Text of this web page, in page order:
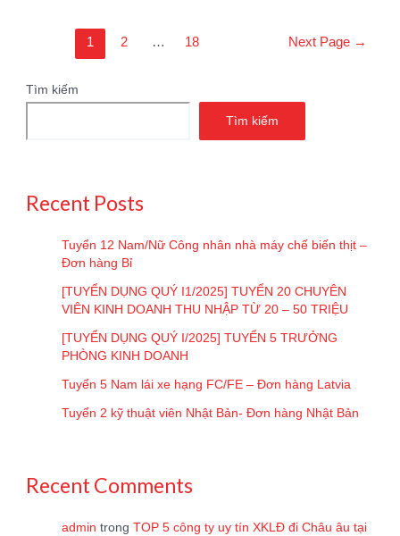
Âu
viết
1 2 … 18 Next Page →
Tìm kiếm
Tìm kiếm
Recent Posts
Tuyển 12 Nam/Nữ Công nhân nhà máy chế biến thịt –
Đơn hàng Bỉ
[TUYỂN DỤNG QUÝ I1/2025] TUYỂN 20 CHUYÊN
VIÊN KINH DOANH THU NHẬP TỪ 20 – 50 TRIỆU
[TUYỂN DỤNG QUÝ I/2025] TUYỂN 5 TRƯỞNG
PHÒNG KINH DOANH
Tuyển 5 Nam lái xe hạng FC/FE – Đơn hàng Latvia
Tuyển 2 kỹ thuật viên Nhật Bản- Đơn hàng Nhật Bản
Recent Comments
admin trongTOP 5 công ty uy tín XKLĐ đi Châu âu tại